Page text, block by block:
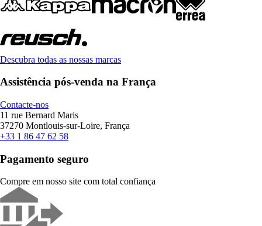
Descubra todas as nossas marcas
Assistência pós-venda na França
Contacte-nos
11 rue Bernard Maris
37270 Montlouis-sur-Loire, França
+33 1 86 47 62 58
Pagamento seguro
Compre em nosso site com total confiança